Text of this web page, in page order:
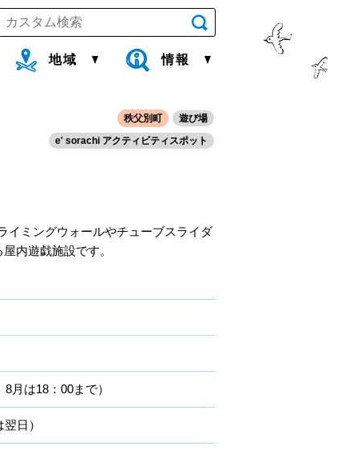
地域 情報
秩父別町
遊び場
e' sorachi アクティビティスポット
イミングウォールやチューブスライダ
内遊戯施設です。
月は18：00まで）
日）